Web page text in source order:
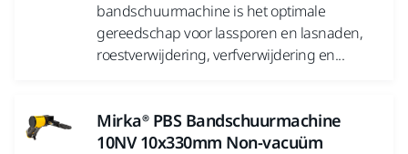
bandschuurmachine is het optimale
gereedschap voor lassporen en lasnaden,
roestverwijdering, verfverwijdering en...
Mirka® PBS Bandschuurmachine
10NV 10x330mm Non-vacuüm